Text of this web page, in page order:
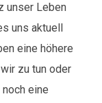
unser Leben
uns aktuell
eine höhere
zu tun oder
eine